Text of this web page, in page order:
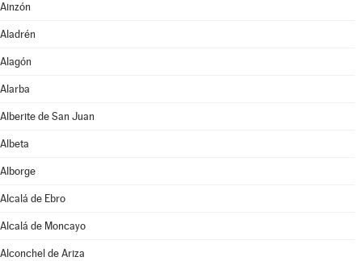
Ainzón
Aladrén
Alagón
Alarba
Alberite de San Juan
Albeta
Alborge
Alcalá de Ebro
Alcalá de Moncayo
Alconchel de Ariza